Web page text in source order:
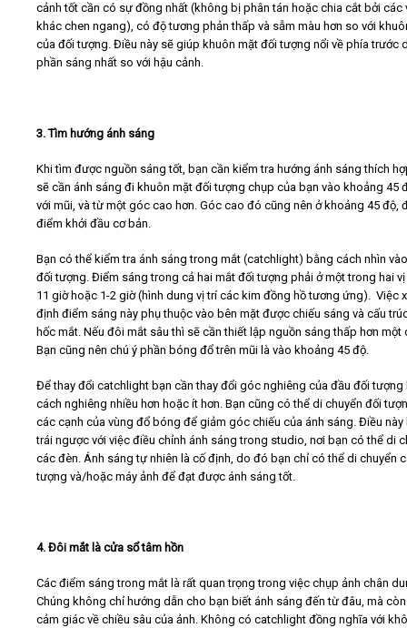
cảnh tốt cần có sự đồng nhất (không bị phân tán hoặc chia cắt bởi các
khác chen ngang), có độ tương phản thấp và sẫm màu hơn so với
của đối tượng. Điều này sẽ giúp khuôn mặt đối tượng nổi về phía trước
phần sáng nhất so với hậu cảnh.
3. Tìm hướng ánh sáng
Khi tìm được nguồn sáng tốt, bạn cần kiểm tra hướng ánh sáng thích
sẽ cần ánh sáng đi khuôn mặt đối tượng chụp của bạn vào khoảng 45
với mũi, và từ một góc cao hơn. Góc cao đó cũng nên ở khoảng 45 độ,
điểm khởi đầu cơ bản.
Bạn có thể kiểm tra ánh sáng trong mắt (catchlight) bằng cách nhìn
đối tượng. Điểm sáng trong cả hai mắt đối tượng phải ở một trong hai vị
11 giờ hoặc 1-2 giờ (hình dung vị trí các kim đồng hồ tương ứng). Việc
định điểm sáng này phụ thuộc vào bên mặt được chiếu sáng và cấu
hốc mắt. Nếu đôi mắt sâu thì sẽ cần thiết lập nguồn sáng thấp hơn một
Bạn cũng nên chú ý phần bóng đổ trên mũi là vào khoảng 45 độ.
Để thay đổi catchlight bạn cần thay đổi góc nghiêng của đầu đối tượng
cách nghiêng nhiều hơn hoặc ít hơn. Bạn cũng có thể di chuyển đối
các cạnh của vùng đổ bóng để giảm góc chiếu của ánh sáng. Điều này
trái ngược với việc điều chỉnh ánh sáng trong studio, nơi bạn có thể di
các đèn. Ánh sáng tự nhiên là cố định, do đó bạn chỉ có thể di chuyển
tượng và/hoặc máy ảnh để đạt được ánh sáng tốt.
4. Đôi mắt là cửa sổ tâm hồn
Các điểm sáng trong mắt là rất quan trọng trong việc chụp ảnh chân
Chúng không chỉ hướng dẫn cho bạn biết ánh sáng đến từ đâu, mà
cảm giác về chiều sâu của ảnh. Không có catchlight đồng nghĩa với